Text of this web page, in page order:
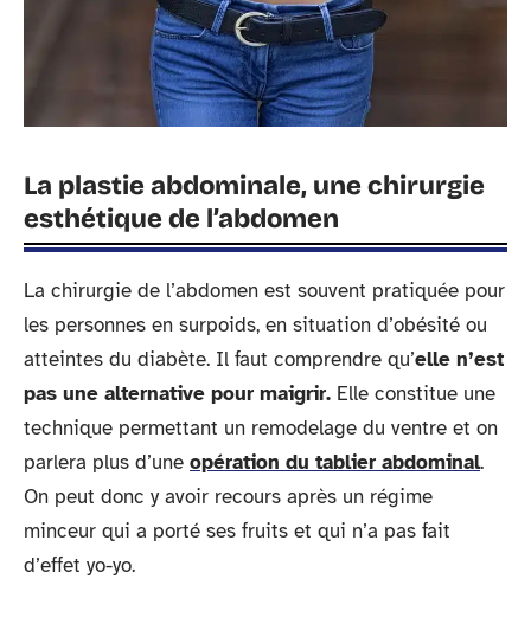
La plastie abdominale, une chirurgie
esthétique de l’abdomen
La chirurgie de l’abdomen est souvent pratiquée pour
les personnes en surpoids, en situation d’obésité ou
atteintes du diabète. Il faut comprendre qu’elle n’est
pas une alternative pour maigrir. Elle constitue une
technique permettant un remodelage du ventre et on
parlera plus d’une opération du tablier abdominal.
On peut donc y avoir recours après un régime
minceur qui a porté ses fruits et qui n’a pas fait
d’effet yo-yo.